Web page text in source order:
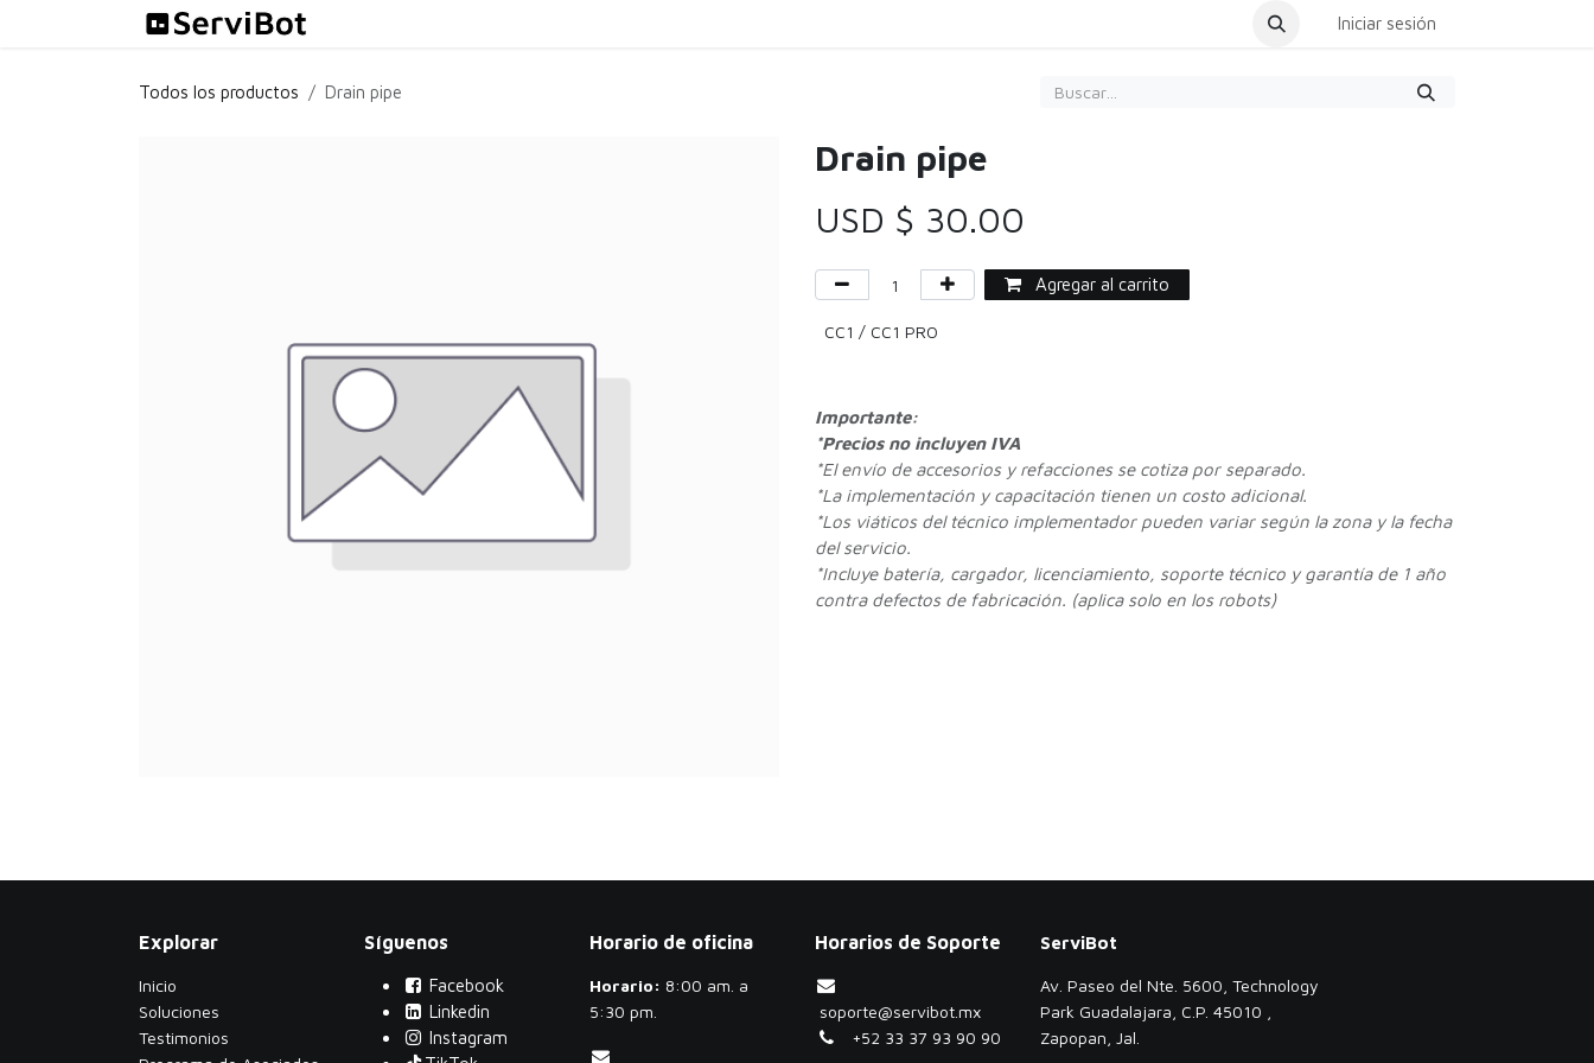
Iniciar sesión
Todos los productos Drain pipe
Drain pipe
USD $ 30.00
Agregar al carrito
CC1 / CC1 PRO
Importante:
*Precios no incluyen IVA
*El envío de accesorios y refacciones se cotiza por separado.
*La implementación y capacitación tienen un costo adicional.
*Los viáticos del técnico implementador pueden variar según la zona y la fecha
del servicio.
*Incluye batería, cargador, licenciamiento, soporte técnico y garantía de 1 año
contra defectos de fabricación. (aplica solo en los robots)
Explorar
Inicio
Soluciones
Testimonios
Síguenos
Facebook
Linkedin
Instagram
Horario de oficina
Horario: ​8:00 am. a
5:30 pm.
Horarios de Soporte
soporte@servibot.mx
+52 33 37 93 90 90
ServiBot
Av. Paseo del Nte. 5600, Technology
Park Guadalajara, C.P. 45010 ,
Zapopan, Jal.